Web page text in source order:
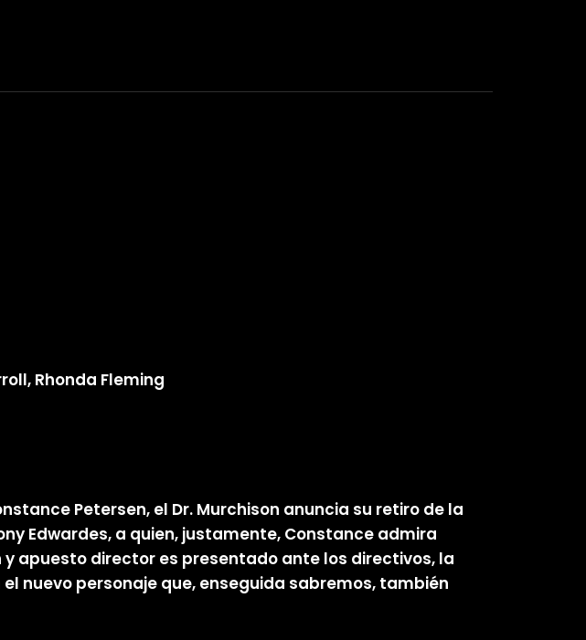
Rhonda Fleming
Petersen, el Dr. Murchison anuncia su retiro de la
Edwardes, a quien, justamente, Constance admira
apuesto director es presentado ante los directivos, la
nuevo personaje que, enseguida sabremos, también